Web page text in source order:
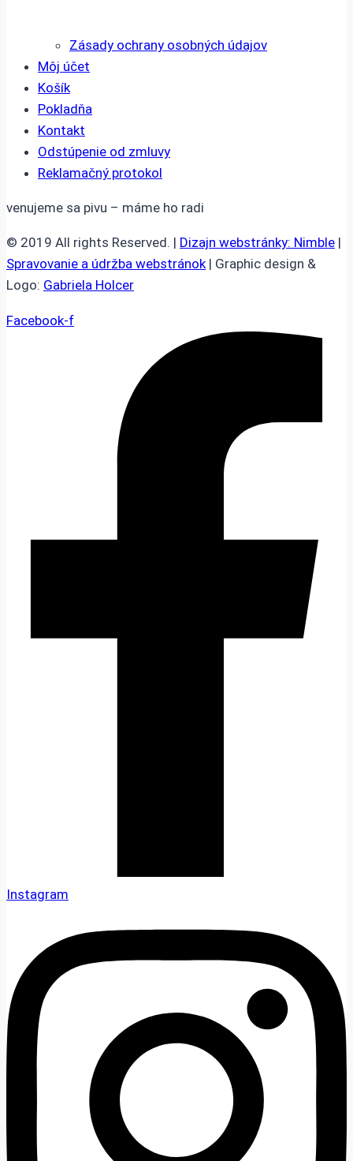
Zásady ochrany osobných údajov
Môj účet
Košík
Pokladňa
Kontakt
Odstúpenie od zmluvy
Reklamačný protokol
venujeme sa pivu – máme ho radi
© 2019 All rights Reserved. | Dizajn webstránky: Nimble |
Spravovanie a údržba webstránok| Graphic design &
Logo: Gabriela Holcer
Facebook-f
Instagram